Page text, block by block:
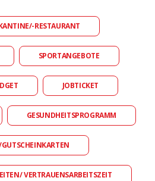
RESTAURANT
SPORTANGEBOTE
JOBTICKET
GESUNDHEITSPROGRAMM
VERTRAUENSARBEITSZEIT